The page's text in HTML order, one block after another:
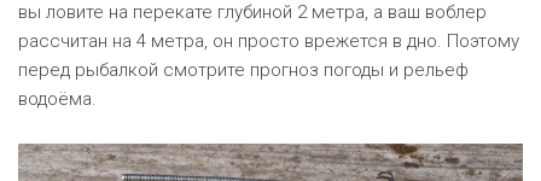
вы ловите на перекате глубиной 2 метра, а ваш воблер
рассчитан на 4 метра, он просто врежется в дно. Поэтому
перед рыбалкой смотрите прогноз погоды и рельеф
водоёма.